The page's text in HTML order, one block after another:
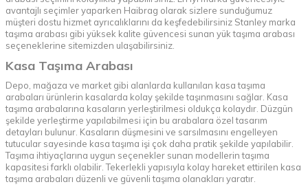
avantajlı seçimler yaparken Haibrag olarak sizlere sunduğumuz
müşteri dostu hizmet ayrıcalıklarını da keşfedebilirsiniz Stanley marka
taşıma arabası gibi yüksek kalite güvencesi sunan yük taşıma arabası
seçeneklerine sitemizden ulaşabilirsiniz.
Kasa Taşıma Arabası
Depo, mağaza ve market gibi alanlarda kullanılan kasa taşıma
arabaları ürünlerin kasalarda kolay şekilde taşınmasını sağlar. Kasa
taşıma arabalarına kasaların yerleştirilmesi oldukça kolaydır. Düzgün
şekilde yerleştirme yapılabilmesi için bu arabalara özel tasarım
detayları bulunur. Kasaların düşmesini ve sarsılmasını engelleyen
tutucular sayesinde kasa taşıma işi çok daha pratik şekilde yapılabilir.
Taşıma ihtiyaçlarına uygun seçenekler sunan modellerin taşıma
kapasitesi farklı olabilir. Tekerlekli yapısıyla kolay hareket ettirilen kasa
taşıma arabaları düzenli ve güvenli taşıma olanakları yaratır.